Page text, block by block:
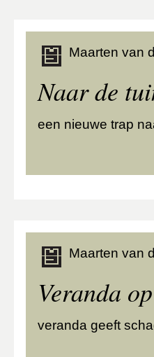
Maarten van
Naar de
een nieuwe trap
Maarten van
Veranda
veranda geeft